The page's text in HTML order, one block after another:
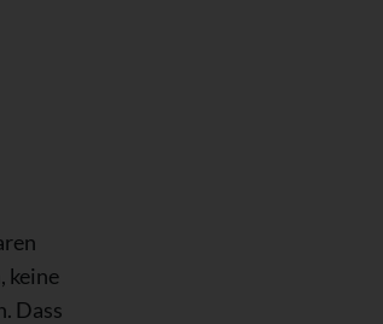
keine
Dass